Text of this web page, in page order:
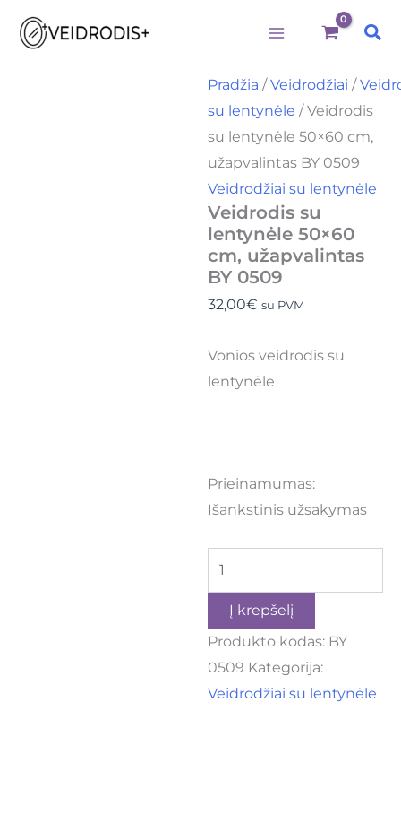
Pereiti
prie
Pradžia /Veidrodžiai /
su lentynėle / Veidrodis
su lentynėle 50×60 cm,
užapvalintas BY 0509
Veidrodžiai su lentynėle
Veidrodis su
lentynėle 50×60
cm, užapvalintas
BY 0509
32,00€ su PVM
Vonios veidrodis su
lentynėle
Prieinamumas:
Išankstinis užsakymas
lentynėle
cm,
užapvalintas
0509
Į krepšelį
Produkto kodas: BY
0509 Kategorija:
Veidrodžiai su lentynėle